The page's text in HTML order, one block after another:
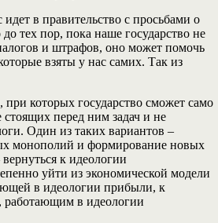
в правительство с просьбами о
тех пор, пока наше государство не
и штрафов, оно может помочь
взяты у нас самих. Так из
которых государство сможет само
стоящих перед ним задач и не
Один из таких вариантов –
монополий и формирование новых
к идеологии
уйти из экономической модели
в идеологии прибыли, к
работающим в идеологии